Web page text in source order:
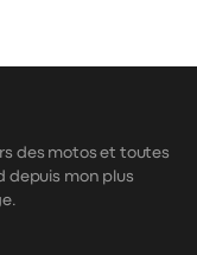
des motos et toutes
depuis mon plus